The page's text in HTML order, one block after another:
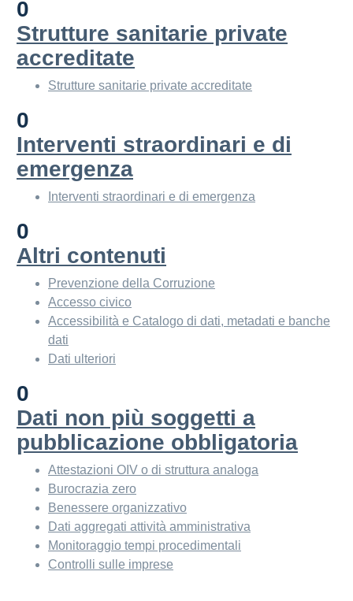
0
Strutture sanitarie private
accreditate
Strutture sanitarie private accreditate
0
Interventi straordinari e di
emergenza
Interventi straordinari e di emergenza
0
Altri contenuti
Prevenzione della Corruzione
Accesso civico
Accessibilità e Catalogo di dati, metadati e banche
dati
Dati ulteriori
0
Dati non più soggetti a
pubblicazione obbligatoria
Attestazioni OIV o di struttura analoga
Burocrazia zero
Benessere organizzativo
Dati aggregati attività amministrativa
Monitoraggio tempi procedimentali
Controlli sulle imprese